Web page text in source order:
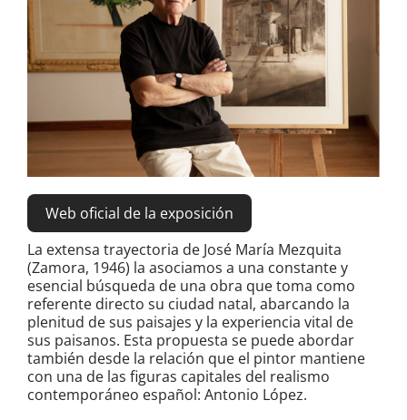
Web oficial de la exposición
La extensa trayectoria de José María Mezquita
(Zamora, 1946) la asociamos a una constante y
esencial búsqueda de una obra que toma como
referente directo su ciudad natal, abarcando la
plenitud de sus paisajes y la experiencia vital de
sus paisanos. Esta propuesta se puede abordar
también desde la relación que el pintor mantiene
con una de las figuras capitales del realismo
contemporáneo español: Antonio López.